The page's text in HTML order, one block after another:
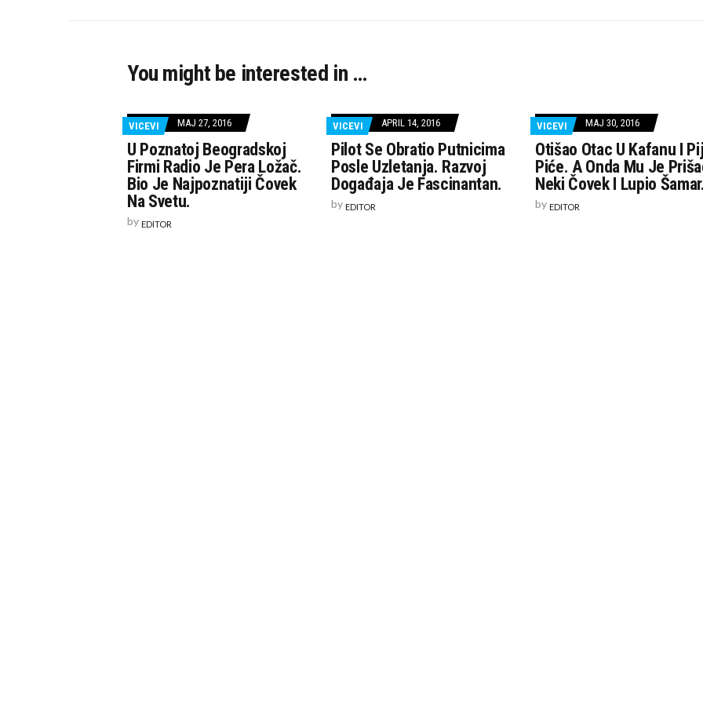
You might be interested in …
VICEVI MAJ 27, 2016
U Poznatoj Beogradskoj
Firmi Radio Je Pera Ložač.
Bio Je Najpoznatiji Čovek
Na Svetu.
by EDITOR
VICEVI APRIL 14, 2016
Pilot Se Obratio Putnicima
Posle Uzletanja. Razvoj
Događaja Je Fascinantan.
by EDITOR
VICEVI MAJ 30, 2016
Otišao Otac U Kafanu I
Piće. A Onda Mu Je
Neki Čovek I Lupio Šamar.
by EDITOR